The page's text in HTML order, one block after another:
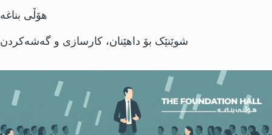
هۆڵی بناغه
شوێنێک بۆ داهێنان، کارسازی و گەشەکردن